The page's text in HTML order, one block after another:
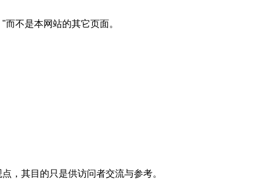
不是本网站的其它页面。
，其目的只是供访问者交流与参考。